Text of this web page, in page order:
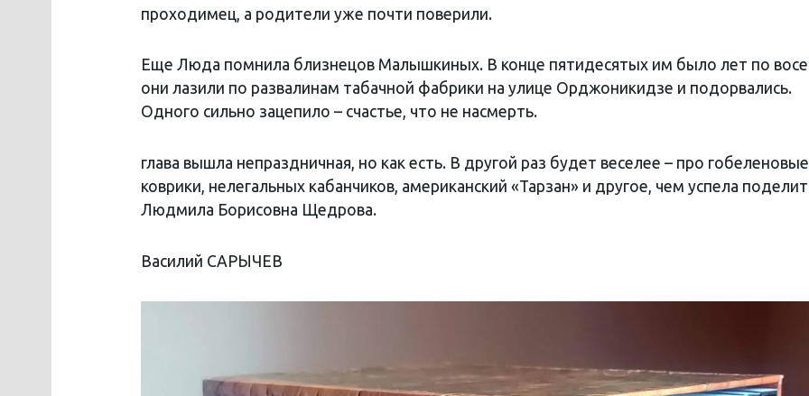
проходимец, а родители уже почти поверили.
Еще Люда помнила близнецов Малышкиных. В конце пятидесятых им было лет по
они лазили по развалинам табачной фабрики на улице Орджоникидзе и подорвались.
Одного сильно зацепило – счастье, что не насмерть.
глава вышла непраздничная, но как есть. В другой раз будет веселее – про гобеленовые
коврики, нелегальных кабанчиков, американский «Тарзан» и другое, чем успела
Людмила Борисовна Щедрова.
Василий САРЫЧЕВ